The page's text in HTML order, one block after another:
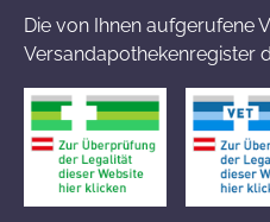
Die von Ihnen aufgerufene
Versandapothekenregister